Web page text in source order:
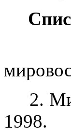
1.
2.
1998.